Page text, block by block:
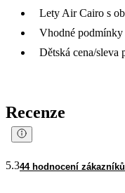
Lety Air Cairo s
Vhodné
Dětská cena/sleva
Recenze
5.344 hodnocení zákazníků